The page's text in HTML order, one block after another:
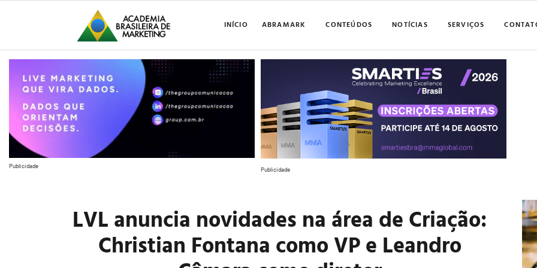
INÍCIO ABRAMARK CONTEÚDOS NOTÍCIAS SERVIÇOS
Publicidade Publicidade
LVL anuncia novidades na área de Criação:
Christian Fontana como VP e Leandro